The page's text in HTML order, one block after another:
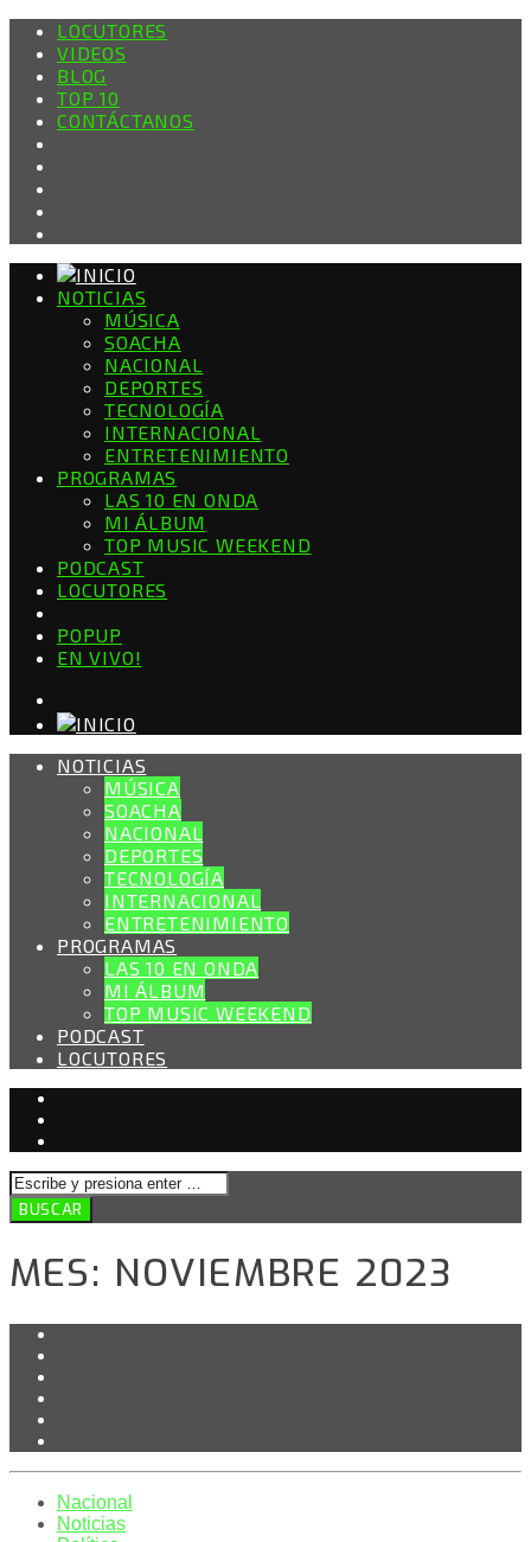
LOCUTORES
VIDEOS
BLOG
TOP 10
CONTÁCTANOS
NOTICIAS
MÚSICA
SOACHA
NACIONAL
DEPORTES
TECNOLOGÍA
INTERNACIONAL
ENTRETENIMIENTO
PROGRAMAS
LAS 10 EN ONDA
MI ÁLBUM
TOP MUSIC WEEKEND
PODCAST
LOCUTORES
POPUP
EN VIVO!
NOTICIAS
MÚSICA
SOACHA
NACIONAL
DEPORTES
TECNOLOGÍA
INTERNACIONAL
ENTRETENIMIENTO
PROGRAMAS
LAS 10 EN ONDA
MI ÁLBUM
TOP MUSIC WEEKEND
PODCAST
LOCUTORES
MES: NOVIEMBRE 2023
Nacional
Noticias